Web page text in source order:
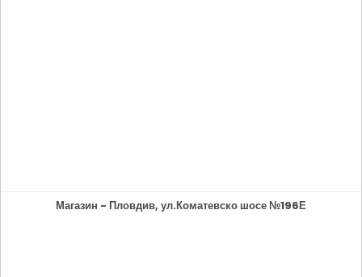
Магазин - Пловдив, ул.Коматевско шосе №196Е